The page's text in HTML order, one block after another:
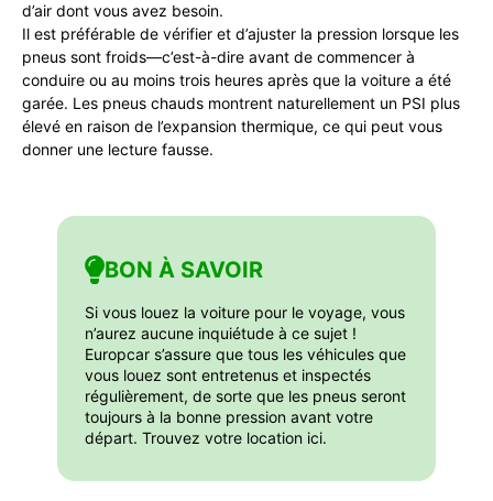
d’air dont vous avez besoin.
Il est préférable de vérifier et d’ajuster la pression lorsque les
pneus sont froids—c’est-à-dire avant de commencer à
conduire ou au moins trois heures après que la voiture a été
garée. Les pneus chauds montrent naturellement un PSI plus
élevé en raison de l’expansion thermique, ce qui peut vous
donner une lecture fausse.
BON À SAVOIR
Si vous louez la voiture pour le voyage, vous
n’aurez aucune inquiétude à ce sujet !
Europcar s’assure que tous les véhicules que
vous louez sont entretenus et inspectés
régulièrement, de sorte que les pneus seront
toujours à la bonne pression avant votre
départ. Trouvez votre location ici.